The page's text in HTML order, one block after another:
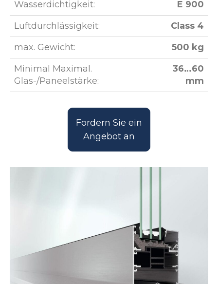
Wasserdichtigkeit:
E 900​
Luftdurchlässigkeit:
Class 4
max. Gewicht:
500 kg
Minimal Maximal.
Glas-/Paneelstärke:
36…60
mm
Fordern Sie ein
Angebot an